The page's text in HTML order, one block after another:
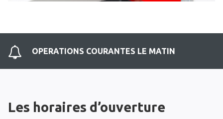
OPERATIONS COURANTES LE MATIN
Les horaires d’ouverture